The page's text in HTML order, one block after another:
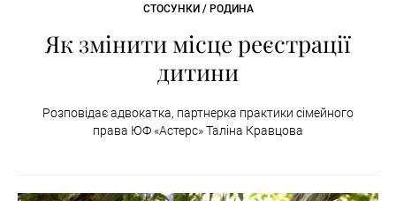
СТОСУНКИ / РОДИНА
Як змінити місце реєстрації
дитини
Розповідає адвокатка, партнерка практики сімейного
права ЮФ «Астерс» Таліна Кравцова